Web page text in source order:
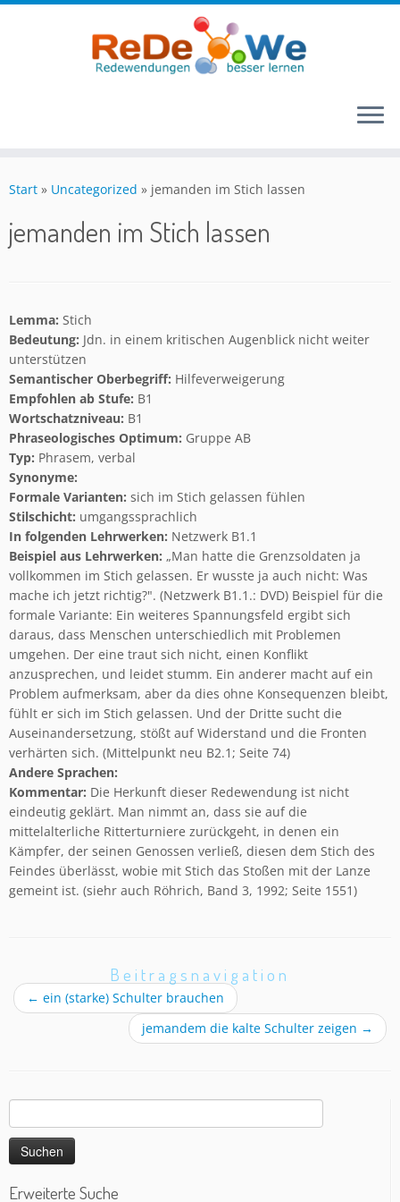
Inhalt
Start » Uncategorized » jemanden im Stich lassen
jemanden im Stich lassen
Lemma: Stich
Bedeutung: Jdn. in einem kritischen Augenblick nicht weiter
unterstützen
Semantischer Oberbegriff: Hilfeverweigerung
Empfohlen ab Stufe: B1
Wortschatzniveau: B1
Phraseologisches Optimum: Gruppe AB
Typ: Phrasem, verbal
Synonyme:
Formale Varianten: sich im Stich gelassen fühlen
Stilschicht: umgangssprachlich
In folgenden Lehrwerken: Netzwerk B1.1
Beispiel aus Lehrwerken: „Man hatte die Grenzsoldaten ja
vollkommen im Stich gelassen. Er wusste ja auch nicht: Was
mache ich jetzt richtig?". (Netzwerk B1.1.: DVD) Beispiel für die
formale Variante: Ein weiteres Spannungsfeld ergibt sich
daraus, dass Menschen unterschiedlich mit Problemen
umgehen. Der eine traut sich nicht, einen Konflikt
anzusprechen, und leidet stumm. Ein anderer macht auf ein
Problem aufmerksam, aber da dies ohne Konsequenzen bleibt,
fühlt er sich im Stich gelassen. Und der Dritte sucht die
Auseinandersetzung, stößt auf Widerstand und die Fronten
verhärten sich. (Mittelpunkt neu B2.1; Seite 74)
Andere Sprachen:
Kommentar: Die Herkunft dieser Redewendung ist nicht
eindeutig geklärt. Man nimmt an, dass sie auf die
mittelalterliche Ritterturniere zurückgeht, in denen ein
Kämpfer, der seinen Genossen verließ, diesen dem Stich des
Feindes überlässt, wobie mit Stich das Stoßen mit der Lanze
gemeint ist. (siehr auch Röhrich, Band 3, 1992; Seite 1551)
Beitragsnavigation
← ein (starke) Schulter brauchen
jemandem die kalte Schulter zeigen →
nach:
Erweiterte Suche